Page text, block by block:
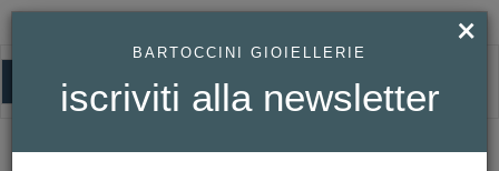
HOMEPAGE OROLOGIO BREIL - NEW ONE REF. TW1858
Orologio Breil - NEW ONE Ref.
×
BARTOCCINI GIOIELLERIE
iscriviti alla newsletter